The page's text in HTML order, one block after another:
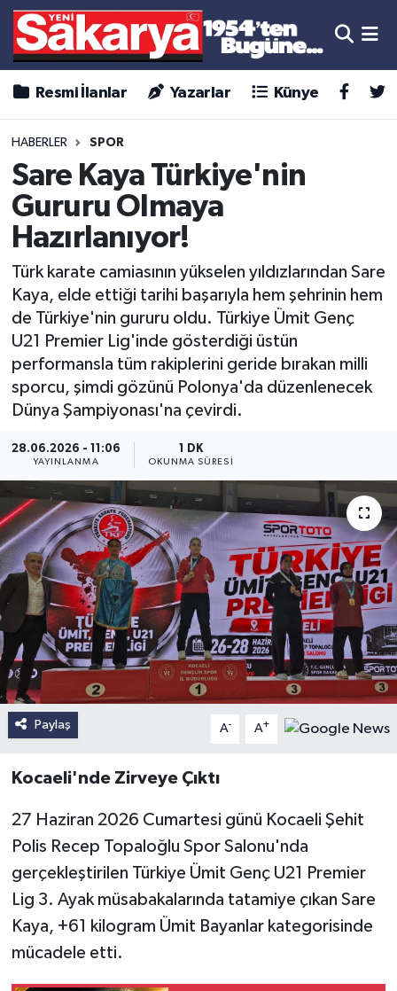
Resmi İlanlar Yazarlar Künye
HABERLER SPOR
Sare Kaya Türkiye'nin
Gururu Olmaya
Hazırlanıyor!
Türk karate camiasının yükselen yıldızlarından Sare
Kaya, elde ettiği tarihi başarıyla hem şehrinin hem
de Türkiye'nin gururu oldu. Türkiye Ümit Genç
U21 Premier Lig'inde gösterdiği üstün
performansla tüm rakiplerini geride bırakan milli
sporcu, şimdi gözünü Polonya'da düzenlenecek
Dünya Şampiyonası'na çevirdi.
28.06.2026 - 11:06
YAYINLANMA
1 DK
OKUNMA SÜRESI
Paylaş A- A+
Kocaeli'nde Zirveye Çıktı
27 Haziran 2026 Cumartesi günü Kocaeli Şehit
Polis Recep Topaloğlu Spor Salonu'nda
gerçekleştirilen Türkiye Ümit Genç U21 Premier
Lig 3. Ayak müsabakalarında tatamiye çıkan Sare
Kaya, +61 kilogram Ümit Bayanlar kategorisinde
mücadele etti.